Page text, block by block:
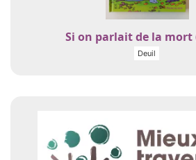
Si on parlait de la mort
Deuil